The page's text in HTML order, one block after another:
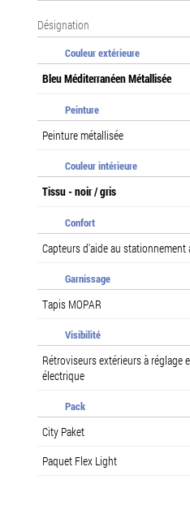
Désignation
Couleur extérieure
Bleu Méditerranéen Métallisée
Peinture
Peinture métallisée
Couleur intérieure
Tissu - noir / gris
Confort
Capteurs d'aide au stationnement
Garnissage
Tapis MOPAR
Visibilité
Rétroviseurs extérieurs à réglage
électrique
Pack
City Paket
Paquet Flex Light